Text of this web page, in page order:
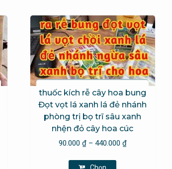
thuốc kích rễ cây hoa bung
Đọt vọt lá xanh lá đẻ nhánh
phòng trị bọ trĩ sâu xanh
nhện đỏ cây hoa cúc
90.000 ₫ – 440.000 ₫Khoảng
Sản